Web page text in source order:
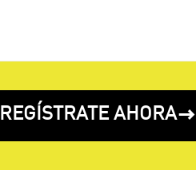
REGÍSTRATE AHORA